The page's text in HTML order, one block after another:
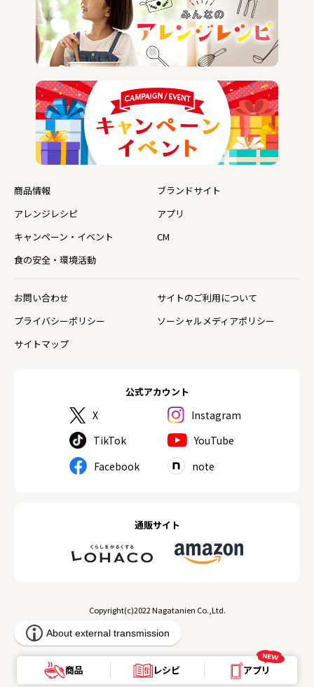
公式アカウント
X
Instagram
TikTok
YouTube
Facebook
note
通販サイト
商品情報
ブランドサイト
アレンジレシピ
アプリ
キャンペーン・イベント
CM
食の安全・環境活動
お問い合わせ
サイトのご利用について
プライバシーポリシー
ソーシャルメディアポリシー
サイトマップ
Copyright(c)2022 Nagatanien Co.,Ltd.
商品 レシピ アプリ